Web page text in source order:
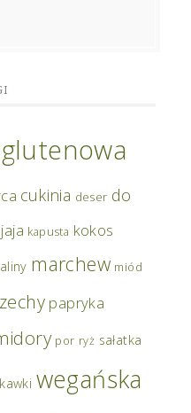
cukinia deser do
jaja kapusta kokos
marchew miód
papryka
por ryż sałatka
wegańska